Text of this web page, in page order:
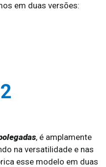
em duas versões:
, é amplamente
na versatilidade e nas
esse modelo em duas